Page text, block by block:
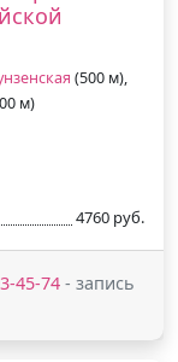
(500 м),
м)
4760 руб.
45-74 - запись